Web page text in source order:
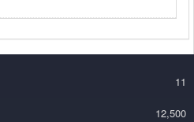
11
12,500